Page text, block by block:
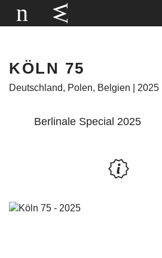
KÖLN 75
Deutschland, Polen, Belgien | 2025 |
Berlinale Special 2025